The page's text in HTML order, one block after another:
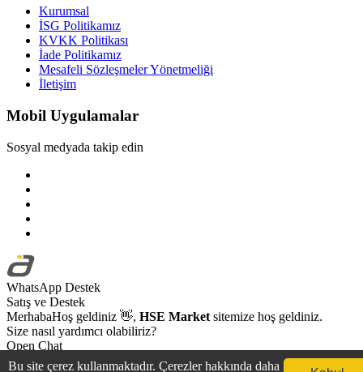
Kurumsal
İSG Politikamız
KVKK Politikası
İade Politikamız
Mesafeli Sözleşmeler Yönetmeliği
İletişim
Mobil Uygulamalar
Sosyal medyada takip edin
Bu site çerez kullanmaktadır. Çerezler hakkında daha
WhatsApp Destek
Satış ve Destek
MerhabaHoş geldiniz 👋, HSE Market sitemize hoş geldiniz.
Size nasıl yardımcı olabiliriz?
Open Chat